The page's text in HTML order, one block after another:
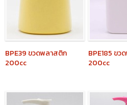
BPE39 ขวดพลาสติก
200cc
BPE185 ขว
200cc